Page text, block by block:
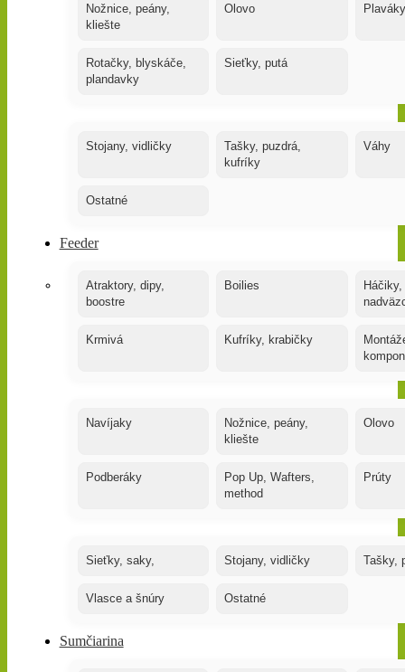
Nožnice, peány,
kliešte
Olovo Plaváky
Rotačky, blyskáče,
plandavky
Sieťky, putá
Stojany, vidličky
Tašky, puzdrá,
kufríky
Váhy
Ostatné
Feeder
Atraktory, dipy,
boostre
Boilies
Krmivá Kufríky, krabičky
Navíjaky
Nožnice, peány,
kliešte
Olovo
Podberáky
Pop Up, Wafters,
method
Prúty
Sieťky, saky, Stojany, vidličky Tašky,
Vlasce a šnúry Ostatné
Sumčiarina